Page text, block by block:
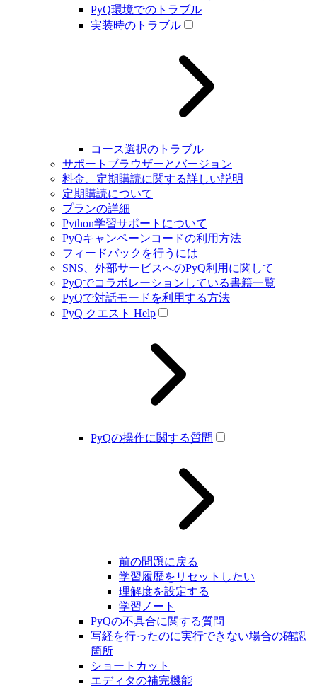
PyQ環境でのトラブル
実装時のトラブル
コース選択のトラブル
サポートブラウザーとバージョン
料金、定期購読に関する詳しい説明
定期購読について
プランの詳細
Python学習サポートについて
PyQキャンペーンコードの利用方法
フィードバックを行うには
SNS、外部サービスへのPyQ利用に関して
PyQでコラボレーションしている書籍一覧
PyQで対話モードを利用する方法
PyQ クエスト Help
PyQの操作に関する質問
前の問題に戻る
学習履歴をリセットしたい
理解度を設定する
学習ノート
PyQの不具合に関する質問
写経を行ったのに実行できない場合の確認
箇所
ショートカット
エディタの補完機能